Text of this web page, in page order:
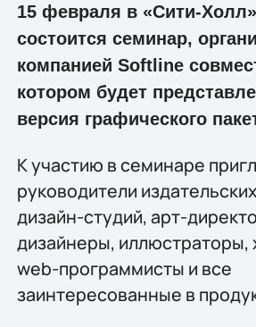
15 февраля в «Сити-
состоится семинар,
компанией Softline
котором будет
версия графического
К участию в семинаре
руководители
дизайн-студий, арт-
дизайнеры, иллюстраторы,
web-программисты и все
заинтересованные в